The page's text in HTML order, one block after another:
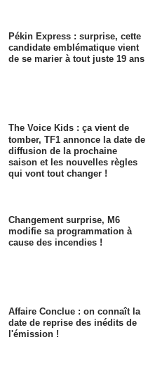
Pékin Express : surprise, cette
candidate emblématique vient
de se marier à tout juste 19 ans
The Voice Kids : ça vient de
tomber, TF1 annonce la date de
diffusion de la prochaine
saison et les nouvelles règles
qui vont tout changer !
Changement surprise, M6
modifie sa programmation à
cause des incendies !
Affaire Conclue : on connaît la
date de reprise des inédits de
l'émission !